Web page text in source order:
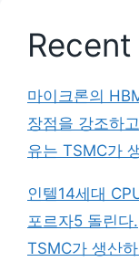
마이크론의
장점을 강조하
유는 TSMC가
인텔14세대
포르자5 돌린다.
TSMC가 생산